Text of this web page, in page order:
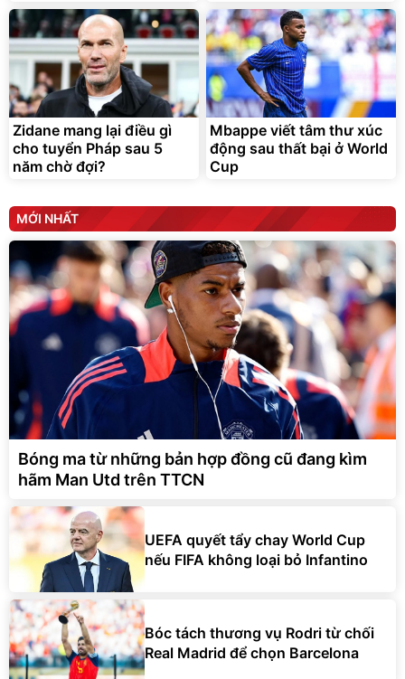
Zidane mang lại điều gì
cho tuyển Pháp sau 5
năm chờ đợi?
Mbappe viết tâm thư xúc
động sau thất bại ở World
Cup
MỚI NHẤT
Bóng ma từ những bản hợp đồng cũ đang kìm
hãm Man Utd trên TTCN
UEFA quyết tẩy chay World Cup
nếu FIFA không loại bỏ Infantino
Bóc tách thương vụ Rodri từ chối
Real Madrid để chọn Barcelona